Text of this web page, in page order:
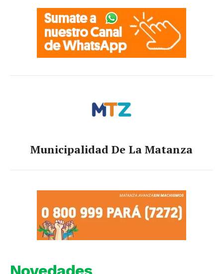
Municipalidad De La Matanza